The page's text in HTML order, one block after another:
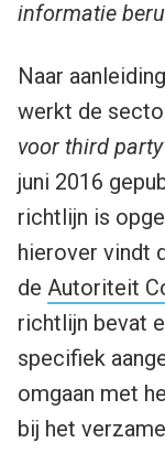
informatie
Naar
werkt de
voor third
juni 2016
richtlijn is
hierover vindt
de Autoriteit
richtlijn bevat
specifiek
omgaan met
bij het